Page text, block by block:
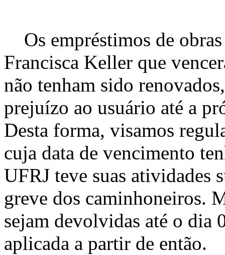
Os empréstimos de
Francisca Keller que
não tenham sido
prejuízo ao usuário até a
Desta forma, visamos
cuja data de vencimento
UFRJ teve suas atividades
greve dos caminhoneiros.
sejam devolvidas até o dia
aplicada a partir de então.